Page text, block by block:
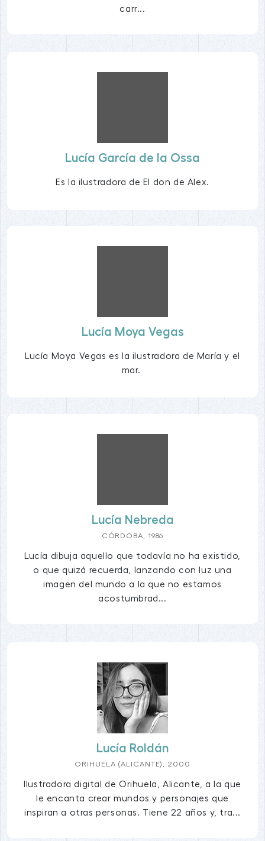
carr...
Lucía García de la Ossa
Es la ilustradora de El don de Alex.
Lucía Moya Vegas
Lucía Moya Vegas es la ilustradora de María y el
mar.
Lucía Nebreda
CÓRDOBA, 1986
Lucía dibuja aquello que todavía no ha existido,
o que quizá recuerda, lanzando con luz una
imagen del mundo a la que no estamos
acostumbrad...
Lucía Roldán
ORIHUELA (ALICANTE), 2000
Ilustradora digital de Orihuela, Alicante, a la que
le encanta crear mundos y personajes que
inspiran a otras personas. Tiene 22 años y, tra...